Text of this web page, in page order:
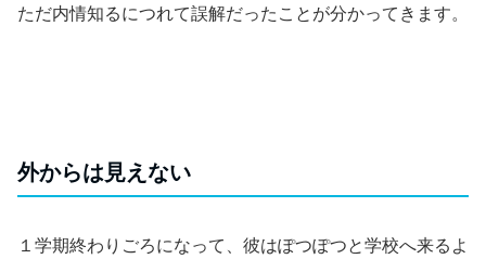
ただ内情知るにつれて誤解だったことが分かってきます。
外からは見えない
１学期終わりごろになって、彼はぽつぽつと学校へ来るよ